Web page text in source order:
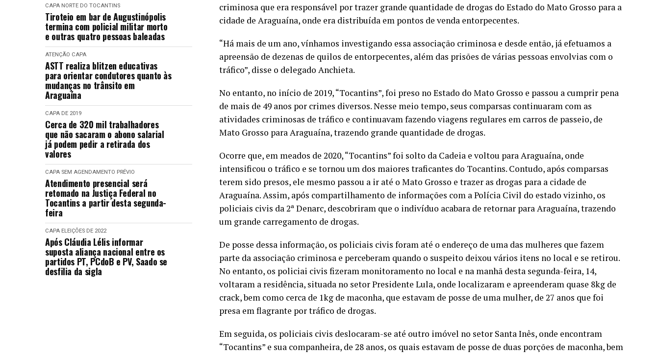
CAPA NORTE DO TOCANTINS
Tiroteio em bar de Augustinópolis
termina com policial militar morto
e outras quatro pessoas baleadas
ATENÇÃO CAPA
ASTT realiza blitzen educativas
para orientar condutores quanto às
mudanças no trânsito em
Araguaína
CAPA DE 2019
Cerca de 320 mil trabalhadores
que não sacaram o abono salarial
já podem pedir a retirada dos
valores
CAPA SEM AGENDAMENTO PRÉVIO
Atendimento presencial será
retomado na Justiça Federal no
Tocantins a partir desta segunda-
feira
CAPA ELEIÇÕES DE 2022
Após Cláudia Lélis informar
suposta aliança nacional entre os
partidos PT, PCdoB e PV, Saado se
desfilia da sigla
criminosa que era responsável por trazer grande quantidade de drogas do Estado do Mato Grosso para a
cidade de Araguaína, onde era distribuída em pontos de venda entorpecentes.
“Há mais de um ano, vínhamos investigando essa associação criminosa e desde então, já efetuamos a
apreensão de dezenas de quilos de entorpecentes, além das prisões de várias pessoas envolvias com o
tráfico”, disse o delegado Anchieta.
No entanto, no início de 2019, “Tocantins”, foi preso no Estado do Mato Grosso e passou a cumprir pena
de mais de 49 anos por crimes diversos. Nesse meio tempo, seus comparsas continuaram com as
atividades criminosas de tráfico e continuavam fazendo viagens regulares em carros de passeio, de
Mato Grosso para Araguaína, trazendo grande quantidade de drogas.
Ocorre que, em meados de 2020, “Tocantins” foi solto da Cadeia e voltou para Araguaína, onde
intensificou o tráfico e se tornou um dos maiores traficantes do Tocantins. Contudo, após comparsas
terem sido presos, ele mesmo passou a ir até o Mato Grosso e trazer as drogas para a cidade de
Araguaína. Assim, após compartilhamento de informações com a Polícia Civil do estado vizinho, os
policiais civis da 2ª Denarc, descobriram que o indivíduo acabara de retornar para Araguaína, trazendo
um grande carregamento de drogas.
De posse dessa informação, os policiais civis foram até o endereço de uma das mulheres que fazem
parte da associação criminosa e perceberam quando o suspeito deixou vários itens no local e se retirou.
No entanto, os policiai civis fizeram monitoramento no local e na manhã desta segunda-feira, 14,
voltaram a residência, situada no setor Presidente Lula, onde localizaram e apreenderam quase 8kg de
crack, bem como cerca de 1kg de maconha, que estavam de posse de uma mulher, de 27 anos que foi
presa em flagrante por tráfico de drogas.
Em seguida, os policiais civis deslocaram-se até outro imóvel no setor Santa Inês, onde encontram
“Tocantins” e sua companheira, de 28 anos, os quais estavam de posse de duas porções de maconha, bem